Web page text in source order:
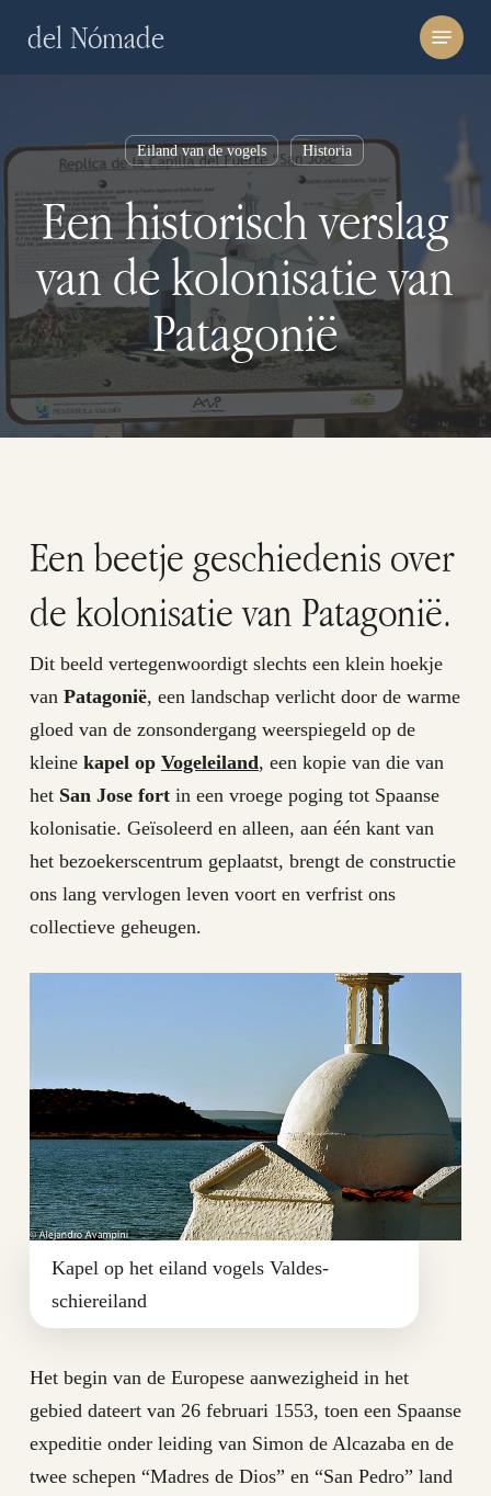
del Nómade Menu
Eiland van de vogels Historia
Een historisch verslag
van de kolonisatie van
Patagonië
Een beetje geschiedenis over
de kolonisatie van Patagonië.
Dit beeld vertegenwoordigt slechts een klein hoekje
van Patagonië, een landschap verlicht door de warme
gloed van de zonsondergang weerspiegeld op de
kleinekapel op Vogeleiland, een kopie van die van
het San Jose fortin een vroege poging tot Spaanse
kolonisatie. Geïsoleerd en alleen, aan één kant van
het bezoekerscentrum geplaatst, brengt de constructie
ons lang vervlogen leven voort en verfrist ons
collectieve geheugen.
Kapel op het eiland vogels Valdes-
schiereiland
Het begin van de Europese aanwezigheid in het
gebied dateert van 26 februari 1553, toen een Spaanse
expeditie onder leiding van Simon de Alcazaba en de
twee schepen “Madres de Dios” en “San Pedro” land